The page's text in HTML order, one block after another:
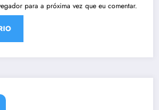
para a próxima vez que eu comentar.